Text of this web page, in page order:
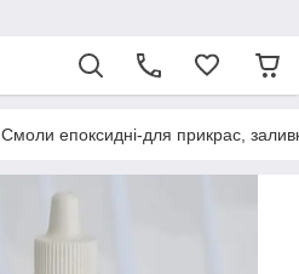
Смоли епоксидні-для прикрас,